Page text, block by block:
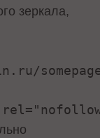
зеркала,